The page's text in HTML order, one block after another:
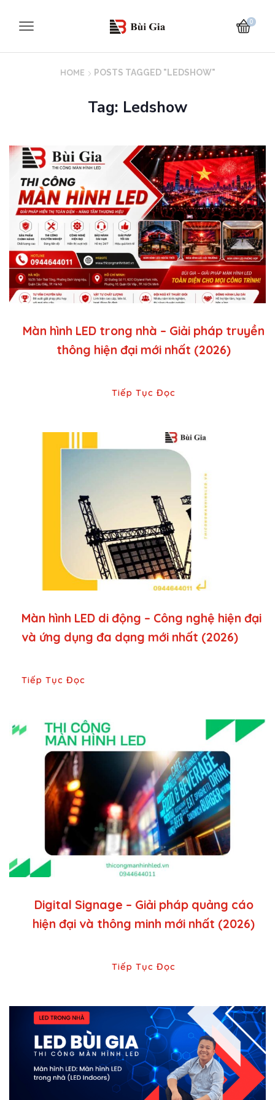
0
HOME POSTS TAGGED "LEDSHOW"
Tag: Ledshow
Màn hình LED trong nhà – Giải pháp truyền
thông hiện đại mới nhất (2026)
Tiếp Tục Đọc
Màn hình LED di động – Công nghệ hiện đại
và ứng dụng đa dạng mới nhất (2026)
Tiếp Tục Đọc
Digital Signage – Giải pháp quảng cáo
hiện đại và thông minh mới nhất (2026)
Tiếp Tục Đọc